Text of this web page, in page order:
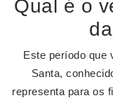
Qual é o
Este período que
Santa,
representa para os